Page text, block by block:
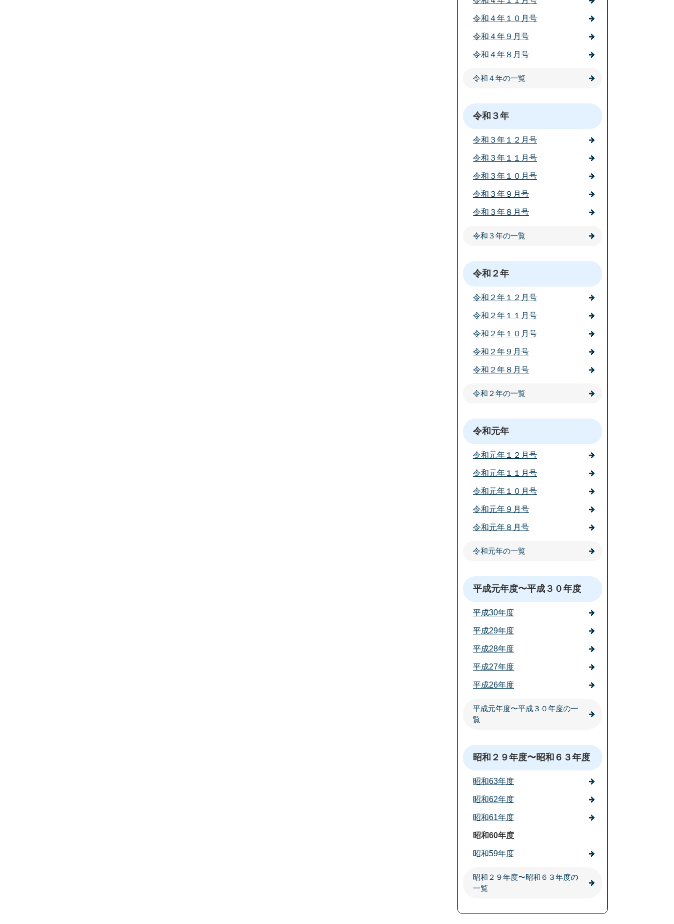
令和４年１０月号
令和４年９月号
令和４年８月号
令和４年の一覧
令和３年
令和３年１２月号
令和３年１１月号
令和３年１０月号
令和３年９月号
令和３年８月号
令和３年の一覧
令和２年
令和２年１２月号
令和２年１１月号
令和２年１０月号
令和２年９月号
令和２年８月号
令和２年の一覧
令和元年
令和元年１２月号
令和元年１１月号
令和元年１０月号
令和元年９月号
令和元年８月号
令和元年の一覧
平成元年度〜平成３０年度
平成30年度
平成29年度
平成28年度
平成27年度
平成26年度
平成元年度〜平成３０年度の一
覧
昭和２９年度〜昭和６３年度
昭和63年度
昭和62年度
昭和61年度
昭和60年度
昭和59年度
昭和２９年度〜昭和６３年度の
一覧